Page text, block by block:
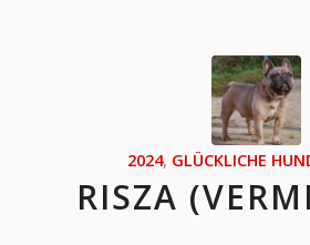
2024, GLÜCKLICHE
RISZA